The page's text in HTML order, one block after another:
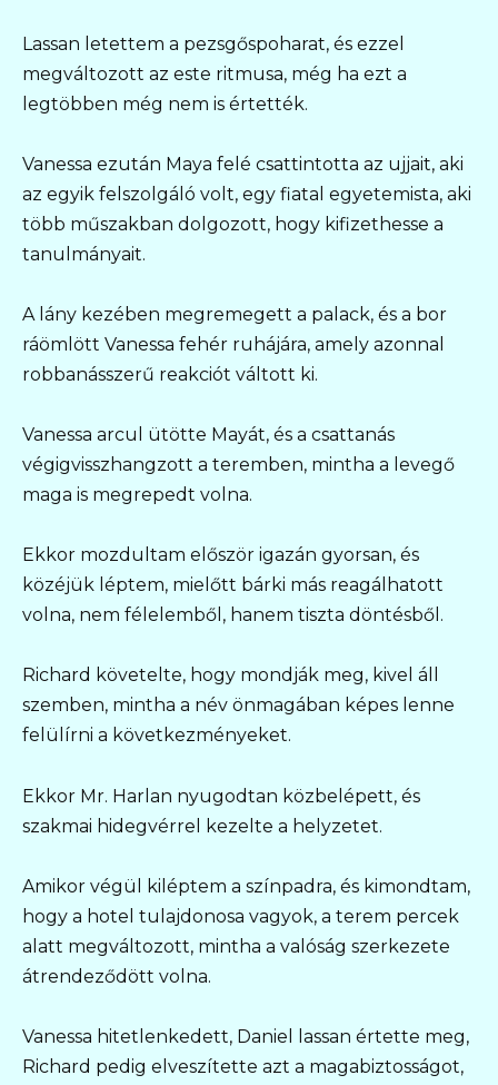
Lassan letettem a pezsgőspoharat, és ezzel
megváltozott az este ritmusa, még ha ezt a
legtöbben még nem is értették.
Vanessa ezután Maya felé csattintotta az ujjait, aki
az egyik felszolgáló volt, egy fiatal egyetemista, aki
több műszakban dolgozott, hogy kifizethesse a
tanulmányait.
A lány kezében megremegett a palack, és a bor
ráömlött Vanessa fehér ruhájára, amely azonnal
robbanásszerű reakciót váltott ki.
Vanessa arcul ütötte Mayát, és a csattanás
végigvisszhangzott a teremben, mintha a levegő
maga is megrepedt volna.
Ekkor mozdultam először igazán gyorsan, és
közéjük léptem, mielőtt bárki más reagálhatott
volna, nem félelemből, hanem tiszta döntésből.
Richard követelte, hogy mondják meg, kivel áll
szemben, mintha a név önmagában képes lenne
felülírni a következményeket.
Ekkor Mr. Harlan nyugodtan közbelépett, és
szakmai hidegvérrel kezelte a helyzetet.
Amikor végül kiléptem a színpadra, és kimondtam,
hogy a hotel tulajdonosa vagyok, a terem percek
alatt megváltozott, mintha a valóság szerkezete
átrendeződött volna.
Vanessa hitetlenkedett, Daniel lassan értette meg,
Richard pedig elveszítette azt a magabiztosságot,